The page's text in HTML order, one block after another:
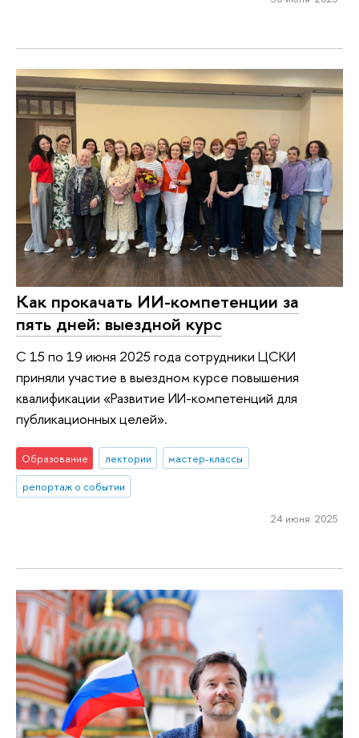
Как прокачать ИИ-компетенции за
пять дней: выездной курс
С 15 по 19 июня 2025 года сотрудники ЦСКИ
приняли участие в выездном курсе повышения
квалификации «Развитие ИИ-компетенций для
публикационных целей».
Образование лектории
мастер-классы
репортаж о событии
24 июня 2025